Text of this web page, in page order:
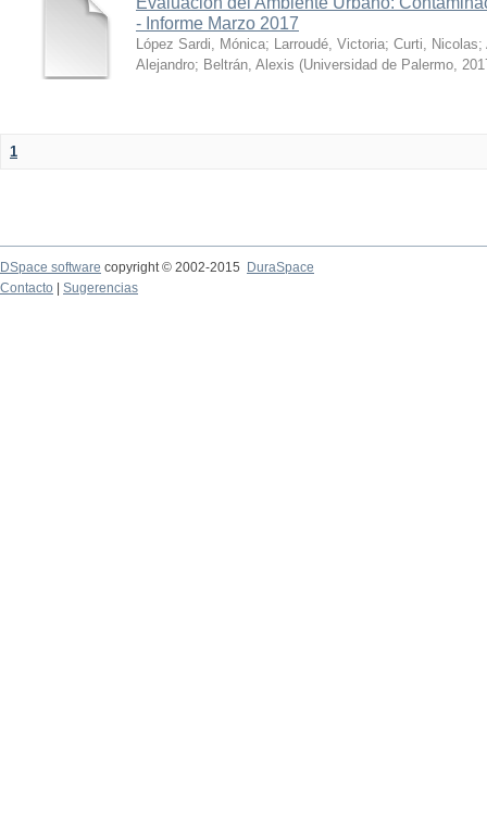
- Informe Marzo 2017
López Sardi, Mónica; Larroudé, Victoria; Curti, Nicolas;
Alejandro; Beltrán, Alexis (Universidad de Palermo,
1
DSpace software copyright © 2002-2015
DuraSpace
Contacto
Sugerencias